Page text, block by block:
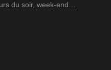
du soir, week-end…